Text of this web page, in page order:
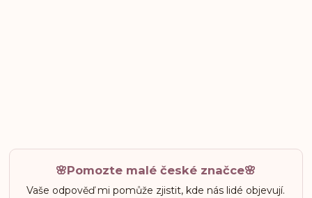
🌸Pomozte malé české značce🌸
Vaše odpověď mi pomůže zjistit, kde nás lidé objevují.